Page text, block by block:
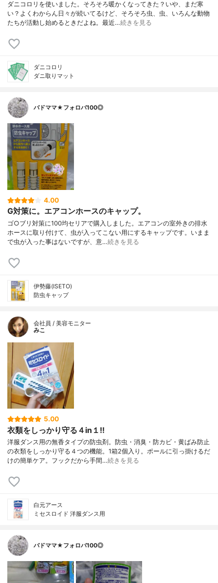
ダニコロリを使いました。そろそろ暖かくなってきた？いや、まだ寒
い？よくわからん日々が続いてるけど、そろそろ虫、虫、いろんな動物
たちが活動し始めるときだよね。最近…続きを見る
ダニコロリ
ダニ取りマット
バドママ★フォロバ100◎
4.00
G対策に。エアコンホースのキャップ。
ゴ○ブリ対策に100均セリアで購入しました。エアコンの室外きの排水
ホースに取り付けて、虫が入ってこない用にするキャップです。いまま
で虫が入った事はないですが、意…続きを見る
伊勢藤(ISETO)
防虫キャップ
会社員 / 美容モニター
みこ
5.00
衣類をしっかり守る４in１!!
洋服ダンス用の無香タイプの防虫剤。防虫・消臭・防カビ・黄ばみ防止
の衣類をしっかり守る４つの機能。1箱2個入り。ポールに引っ掛けるだ
けの簡単ケア。フックだから手間…続きを見る
白元アース
ミセスロイド 洋服ダンス用
バドママ★フォロバ100◎